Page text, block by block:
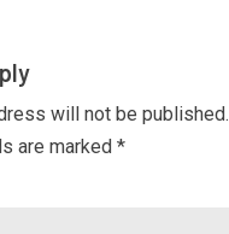
will not be published.
are marked *